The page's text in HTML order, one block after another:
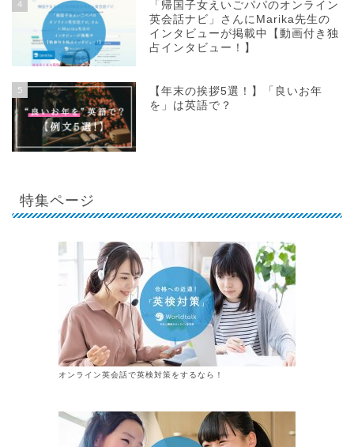
4
「帰国子女えいごパパのオンライン
英会話ナビ」さんにMarika先生の
インタビューが掲載中【動画付き独
占インタビュー！】
5
【年末の挨拶5選！】「良いお年
を」は英語で？
特集ページ
オンライン英会話で英検対策をするなら！